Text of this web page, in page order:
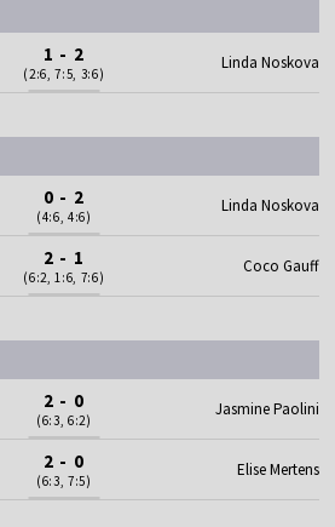
1 - 2
(2:6, 7:5, 3:6)
Linda Noskova
0 - 2
(4:6, 4:6)
Linda Noskova
2 - 1
(6:2, 1:6, 7:6)
Coco Gauff
2 - 0
(6:3, 6:2)
Jasmine Paolini
2 - 0
(6:3, 7:5)
Elise Mertens